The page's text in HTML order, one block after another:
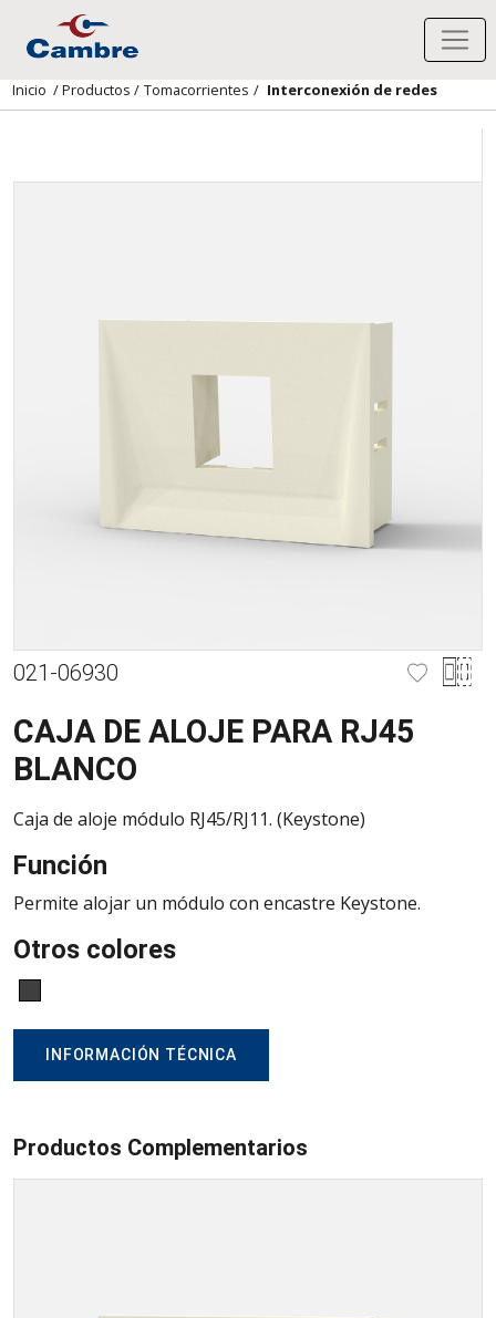
Inicio /Productos / Tomacorrientes / Interconexión de redes
021-06930
CAJA DE ALOJE PARA RJ45
BLANCO
Caja de aloje módulo RJ45/RJ11. (Keystone)
Función
Permite alojar un módulo con encastre Keystone.
Otros colores
INFORMACIÓN TÉCNICA
Productos Complementarios